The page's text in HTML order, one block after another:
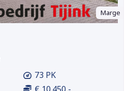
Marge
73 PK
€ 10.450,-